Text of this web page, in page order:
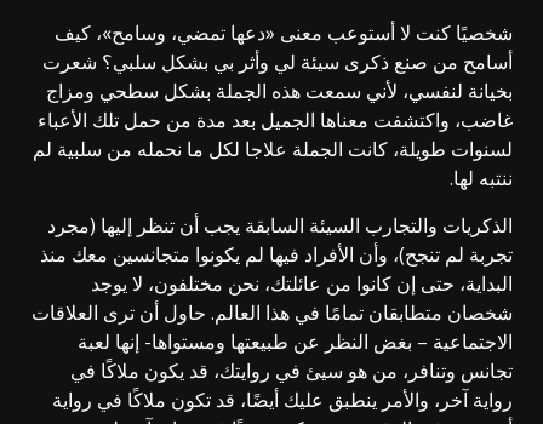
شخصيًا كنت لا أستوعب معنى «دعها تمضي، وسامح»، كيف
أسامح من صنع ذكرى سيئة لي وأثر بي بشكل سلبي؟ شعرت
بخيانة لنفسي، لأني سمعت هذه الجملة بشكل سطحي ومزاج
غاضب، واكتشفت معناها الجميل بعد مدة من حمل تلك الأعباء
لسنوات طويلة، كانت الجملة علاجا لكل ما نحمله من سلبية لم
ننتبه لها.
الذكريات والتجارب السيئة السابقة يجب أن تنظر إليها (مجرد
تجربة لم تنجح)، وأن الأفراد فيها لم يكونوا متجانسين معك منذ
البداية، حتى إن كانوا من عائلتك، نحن مختلفون، لا يوجد
شخصان متطابقان تمامًا في هذا العالم. حاول أن ترى العلاقات
الاجتماعية – بغض النظر عن طبيعتها ومستواها- إنها لعبة
تجانس وتنافر، من هو سيئ في روايتك، قد يكون ملاكًا في
رواية آخر، والأمر ينطبق عليك أيضًا، قد تكون ملاكًا في رواية